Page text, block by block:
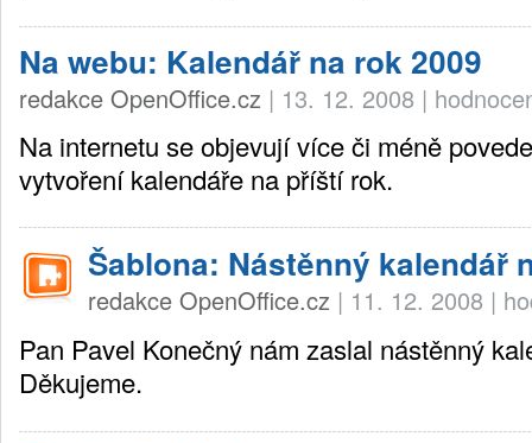
Na webu: Kalendář na rok 2009
redakce OpenOffice.cz | 13. 12. 2008 |
Na internetu se objevují více či méně
vytvoření kalendáře na příští rok.
Šablona: Nástěnný kalendář
redakce OpenOffice.cz | 11. 12. 2008 |
Pan Pavel Konečný nám zaslal nástěnný
Děkujeme.